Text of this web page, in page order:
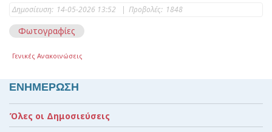
Δημοσίευση: 14-05-2026 13:52 Προβολές: 1848
Φωτογραφίες
Γενικές Ανακοινώσεις
ΕΝΗΜΕΡΩΣΗ
Όλες οι Δημοσιεύσεις